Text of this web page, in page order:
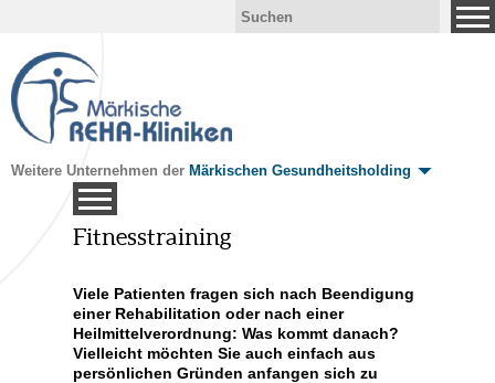
Weitere Unternehmen der Märkischen Gesundheitsholding
Fitnesstraining
Viele Patienten fragen sich nach Beendigung
einer Rehabilitation oder nach einer
Heilmittelverordnung: Was kommt danach?
Vielleicht möchten Sie auch einfach aus
persönlichen Gründen anfangen sich zu